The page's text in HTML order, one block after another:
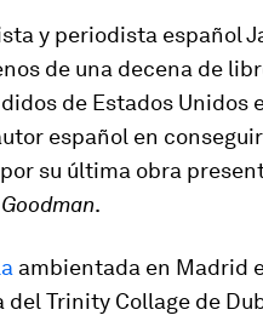
y periodista español
de una decena de
de Estados Unidos
español en
su última obra
.
ambientada en Madrid
del Trinity Collage de